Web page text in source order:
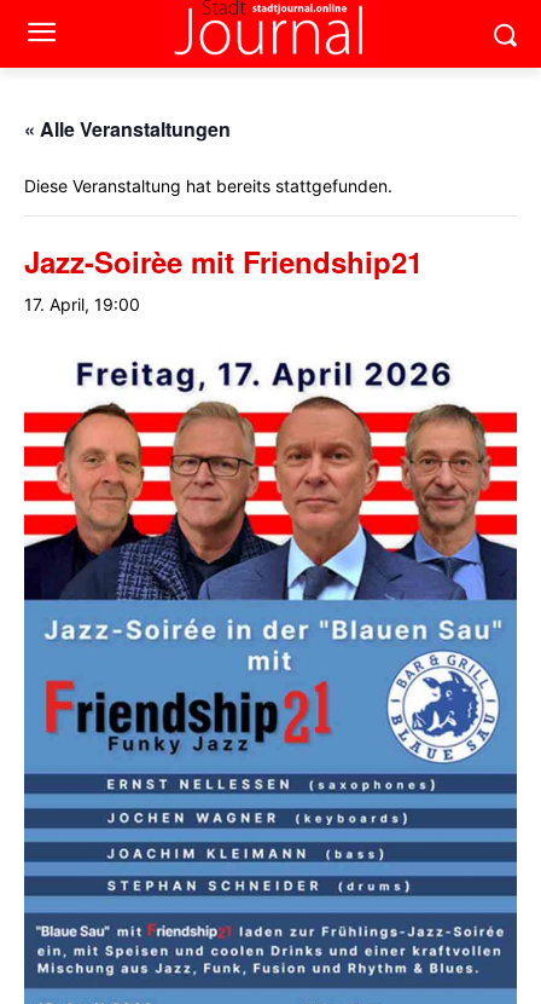
« Alle Veranstaltungen
Diese Veranstaltung hat bereits stattgefunden.
Jazz-Soirèe mit Friendship21
17. April, 19:00